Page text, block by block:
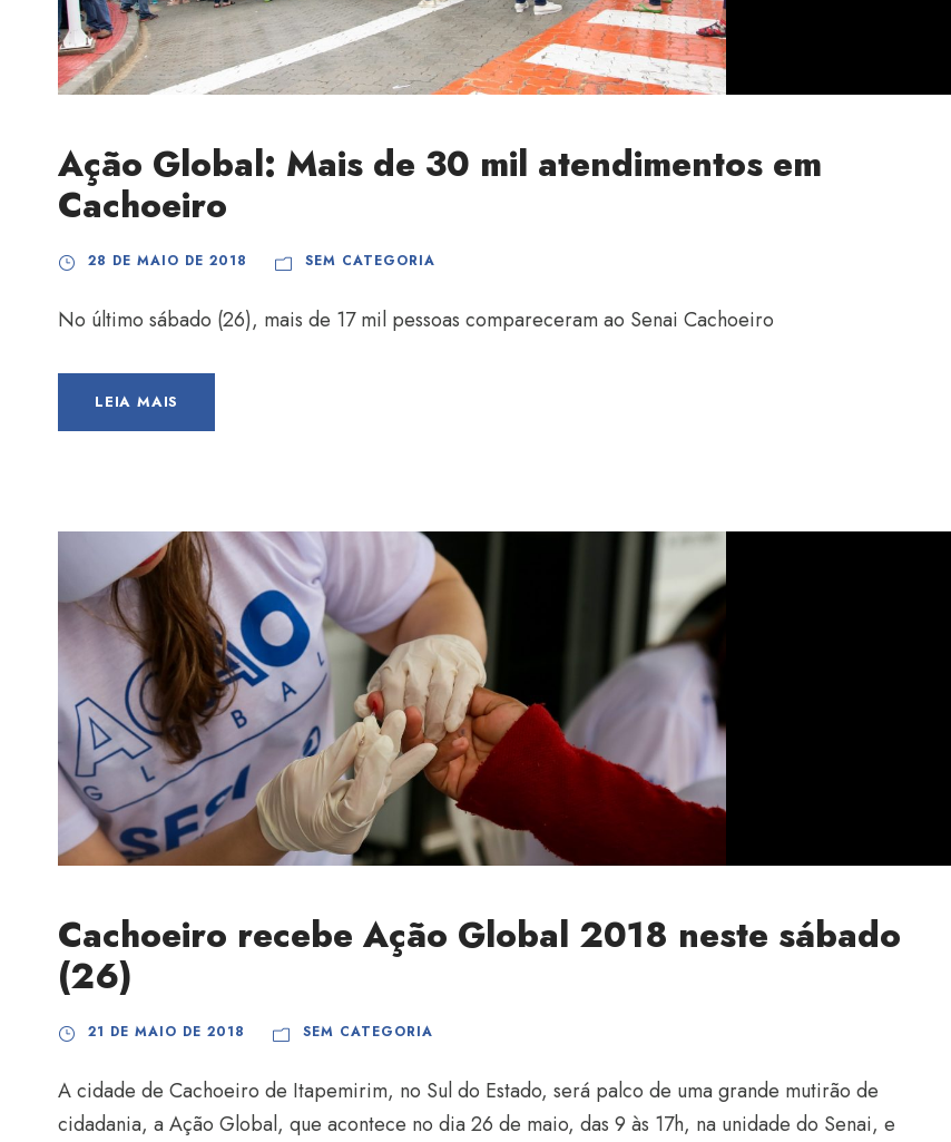
Ação Global: Mais de 30 mil atendimentos em
Cachoeiro
28 DE MAIO DE 2018 SEM CATEGORIA
No último sábado (26), mais de 17 mil pessoas compareceram ao Senai Cachoeiro
LEIA MAIS
Cachoeiro recebe Ação Global 2018 neste sábado
(26)
21 DE MAIO DE 2018 SEM CATEGORIA
A cidade de Cachoeiro de Itapemirim, no Sul do Estado, será palco de uma grande mutirão de
cidadania, a Ação Global, que acontece no dia 26 de maio, das 9 às 17h, na unidade do Senai, e